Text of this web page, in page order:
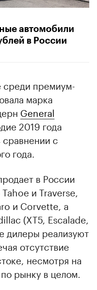
автомобили
в России
среди премиум-
марка
General
2019 года
сравнении с
года.
в России
и Traverse,
и Corvette, а
(XT5, Escalade,
дилеры реализуют
отсутствие
несмотря на
рынку в целом.